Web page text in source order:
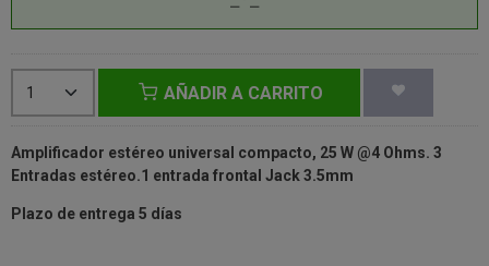
AÑADIR A CARRITO
Amplificador estéreo universal compacto, 25 W @4 Ohms. 3
Entradas estéreo.1 entrada frontal Jack 3.5mm
Plazo de entrega 5 días